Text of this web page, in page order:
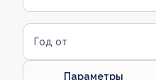
Год от
Параметры